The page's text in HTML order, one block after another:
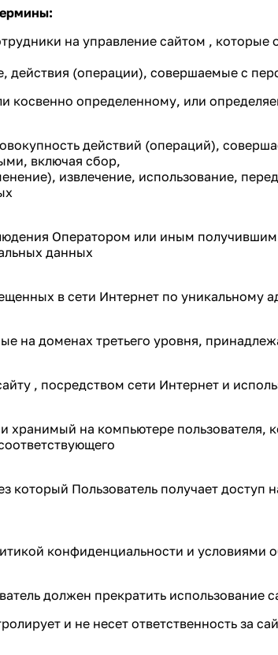
на управление сайтом , которые
действия (операции), совершаемые с
определенному, или
действий (операций),
включая сбор,
извлечение, использование,
Оператором или иным
данных
в сети Интернет по уникальному
на доменах третьего уровня,
, посредством сети Интернет и
на компьютере пользователя,
который Пользователь получает доступ
конфиденциальности и условиями
должен прекратить использование
и не несет ответственность за